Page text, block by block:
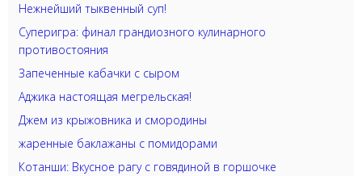
Нежнейший тыквенный суп!
Суперигра: финал грандиозного кулинарного
противостояния
Запеченные кабачки с сыром
Аджика настоящая мегрельская!
Джем из крыжовника и смородины
жаренные баклажаны с помидорами
Котанши: Вкусное рагу с говядиной в горшочке